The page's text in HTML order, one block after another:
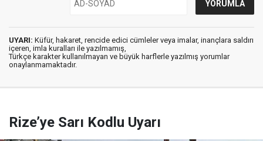
UYARI: Küfür, hakaret, rencide edici cümleler veya imalar, inançlara saldırı
içeren, imla kuralları ile yazılmamış,
Türkçe karakter kullanılmayan ve büyük harflerle yazılmış yorumlar
onaylanmamaktadır.
Rize’ye Sarı Kodlu Uyarı